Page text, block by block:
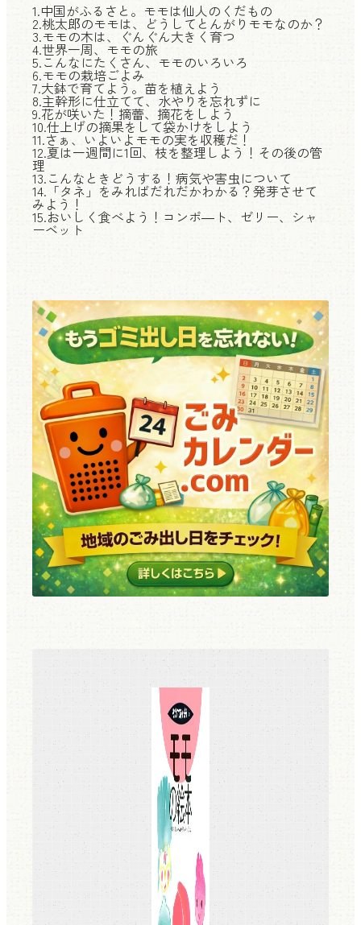
1.中国がふるさと。モモは仙人のくだもの
2.桃太郎のモモは、どうしてとんがりモモなのか？
3.モモの木は、ぐんぐん大きく育つ
4.世界一周、モモの旅
5.こんなにたくさん、モモのいろいろ
6.モモの栽培ごよみ
7.大鉢で育てよう。苗を植えよう
8.主幹形に仕立てて、水やりを忘れずに
9.花が咲いた！摘蕾、摘花をしよう
10.仕上げの摘果をして袋かけをしよう
11.さぁ、いよいよモモの実を収穫だ！
12.夏は一週間に1回、枝を整理しよう！その後の管
理
13.こんなときどうする！病気や害虫について
14.「タネ」をみればだれだかわかる？発芽させて
みよう！
15.おいしく食べよう！コンポ―ト、ゼリー、シャ
ーベット